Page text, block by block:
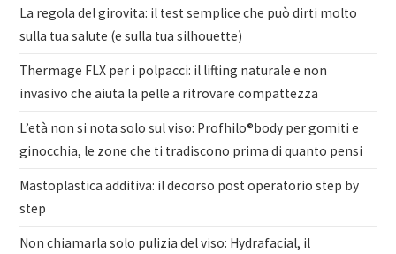
La regola del girovita: il test semplice che può dirti molto
sulla tua salute (e sulla tua silhouette)
Thermage FLX per i polpacci: il lifting naturale e non
invasivo che aiuta la pelle a ritrovare compattezza
L’età non si nota solo sul viso: Profhilo®body per gomiti e
ginocchia, le zone che ti tradiscono prima di quanto pensi
Mastoplastica additiva: il decorso post operatorio step by
step
Non chiamarla solo pulizia del viso: Hydrafacial, il